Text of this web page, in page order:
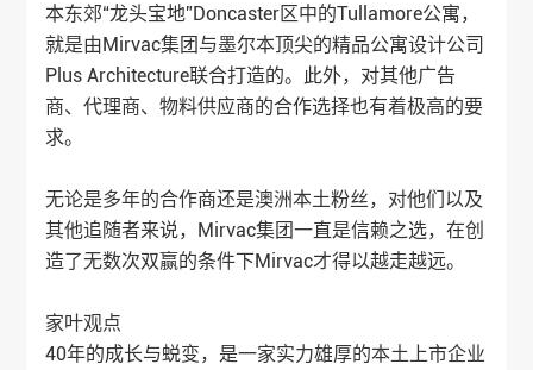
本东郊“龙头宝地”Doncaster区中的Tullamore公寓，
就是由Mirvac集团与墨尔本顶尖的精品公寓设计公司
Plus Architecture联合打造的。此外，对其他广告
商、代理商、物料供应商的合作选择也有着极高的要
求。
无论是多年的合作商还是澳洲本土粉丝，对他们以及
其他追随者来说，Mirvac集团一直是信赖之选，在创
造了无数次双赢的条件下Mirvac才得以越走越远。
家叶观点
40年的成长与蜕变，是一家实力雄厚的本土上市企业